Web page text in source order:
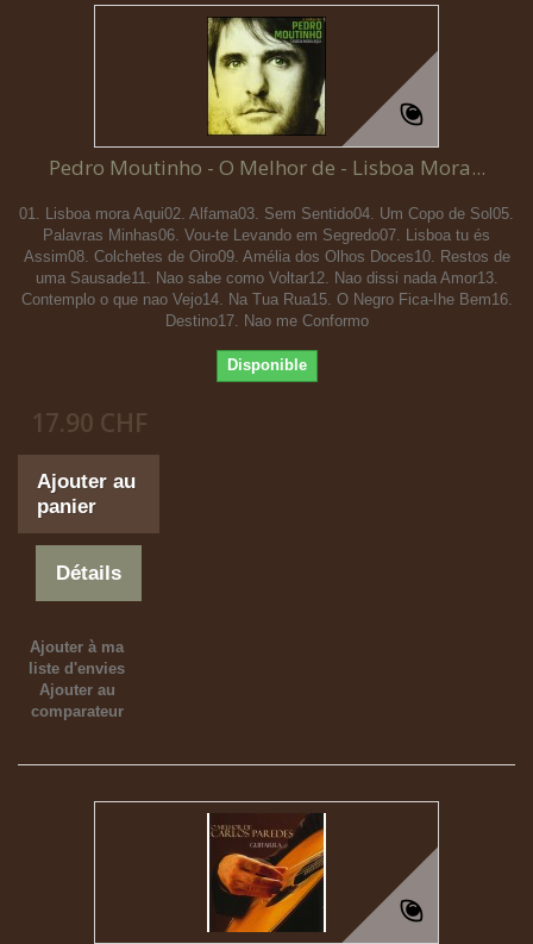
Pedro Moutinho - O Melhor de - Lisboa Mora...
01. Lisboa mora Aqui02. Alfama03. Sem Sentido04. Um Copo de Sol05.
Palavras Minhas06. Vou-te Levando em Segredo07. Lisboa tu és
Assim08. Colchetes de Oiro09. Amélia dos Olhos Doces10. Restos de
uma Sausade11. Nao sabe como Voltar12. Nao dissi nada Amor13.
Contemplo o que nao Vejo14. Na Tua Rua15. O Negro Fica-Ihe Bem16.
Destino17. Nao me Conformo
Disponible
17.90 CHF
Ajouter au
panier
Détails
Ajouter à ma
liste d'envies
Ajouter au
comparateur